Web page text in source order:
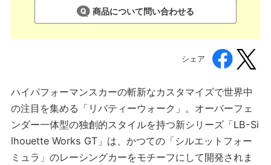
商品について問い合わせる
シェア
ハイパフォーマンスカーの斬新なカスタマイズで世界中
の注目を集める「リバティーウォーク」。オーバーフェ
ンダー一体型の独創的スタイルを持つ新シリーズ「LB-Si
lhouette Works GT」は、かつての「シルエットフォー
ミュラ」のレーシングカーをモチーフにして開発されま